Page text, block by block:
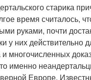
старика
время
руками, почти
у них действительно
многочисленных
именно
Европе.